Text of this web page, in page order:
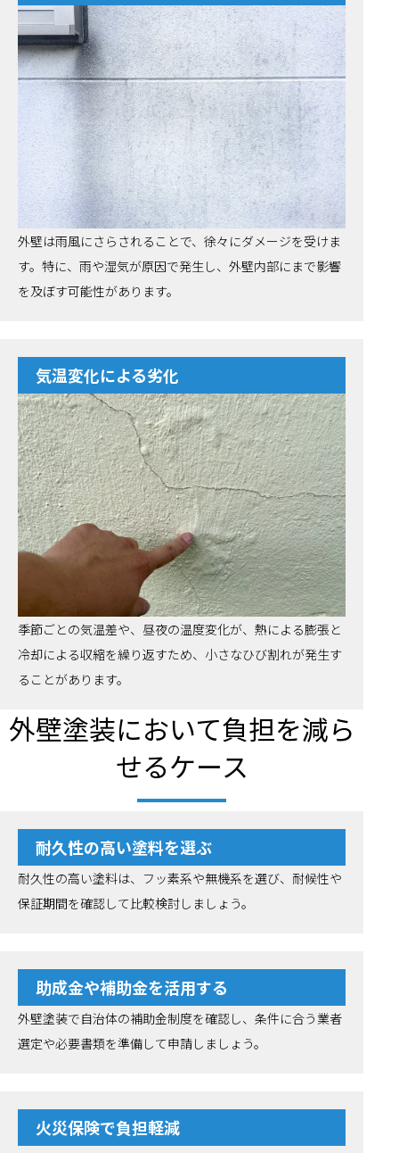
外壁は雨風にさらされることで、徐々にダメージを受けま
す。特に、雨や湿気が原因で発生し、外壁内部にまで影響
を及ぼす可能性があります。
気温変化による劣化
季節ごとの気温差や、昼夜の温度変化が、熱による膨張と
冷却による収縮を繰り返すため、小さなひび割れが発生す
ることがあります。
外壁塗装において負担を減ら
せるケース
耐久性の高い塗料を選ぶ
耐久性の高い塗料は、フッ素系や無機系を選び、耐候性や
保証期間を確認して比較検討しましょう。
助成金や補助金を活用する
外壁塗装で自治体の補助金制度を確認し、条件に合う業者
選定や必要書類を準備して申請しましょう。
火災保険で負担軽減